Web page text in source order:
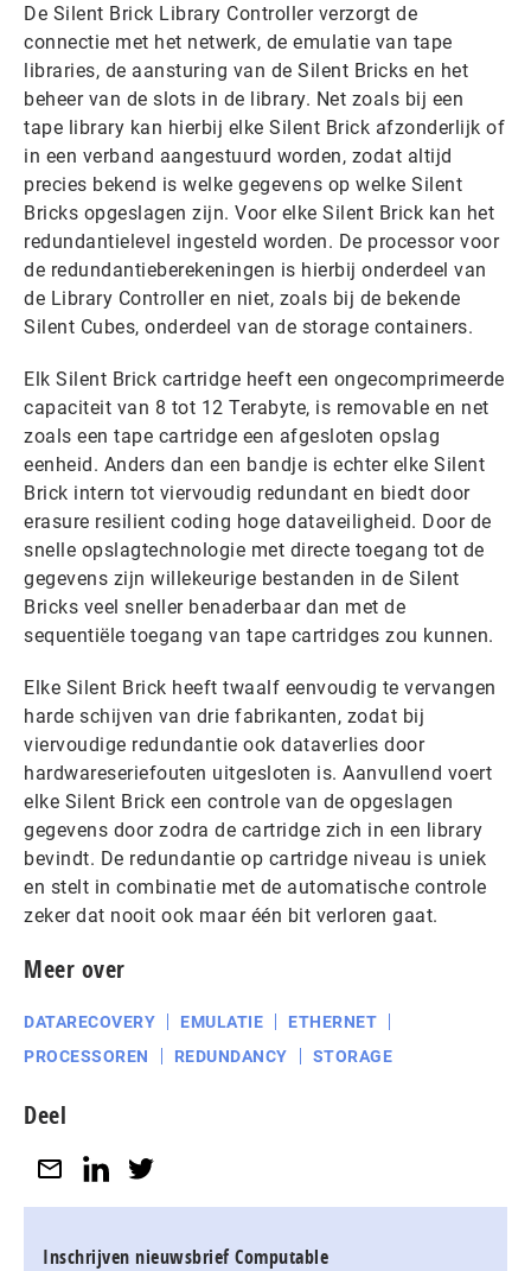
De Silent Brick Library Controller verzorgt de
connectie met het netwerk, de emulatie van tape
libraries, de aansturing van de Silent Bricks en het
beheer van de slots in de library. Net zoals bij een
tape library kan hierbij elke Silent Brick afzonderlijk of
in een verband aangestuurd worden, zodat altijd
precies bekend is welke gegevens op welke Silent
Bricks opgeslagen zijn. Voor elke Silent Brick kan het
redundantielevel ingesteld worden. De processor voor
de redundantieberekeningen is hierbij onderdeel van
de Library Controller en niet, zoals bij de bekende
Silent Cubes, onderdeel van de storage containers.
Elk Silent Brick cartridge heeft een ongecomprimeerde
capaciteit van 8 tot 12 Terabyte, is removable en net
zoals een tape cartridge een afgesloten opslag
eenheid. Anders dan een bandje is echter elke Silent
Brick intern tot viervoudig redundant en biedt door
erasure resilient coding hoge dataveiligheid. Door de
snelle opslagtechnologie met directe toegang tot de
gegevens zijn willekeurige bestanden in de Silent
Bricks veel sneller benaderbaar dan met de
sequentiële toegang van tape cartridges zou kunnen.
Elke Silent Brick heeft twaalf eenvoudig te vervangen
harde schijven van drie fabrikanten, zodat bij
viervoudige redundantie ook dataverlies door
hardwareseriefouten uitgesloten is. Aanvullend voert
elke Silent Brick een controle van de opgeslagen
gegevens door zodra de cartridge zich in een library
bevindt. De redundantie op cartridge niveau is uniek
en stelt in combinatie met de automatische controle
zeker dat nooit ook maar één bit verloren gaat.
Meer over
DATARECOVERY EMULATIE
ETHERNET
PROCESSOREN
REDUNDANCY STORAGE
Deel
Inschrijven nieuwsbrief Computable